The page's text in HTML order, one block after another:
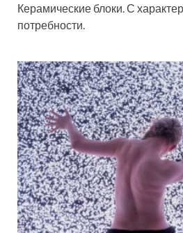
Керамические блоки. С
потребности.